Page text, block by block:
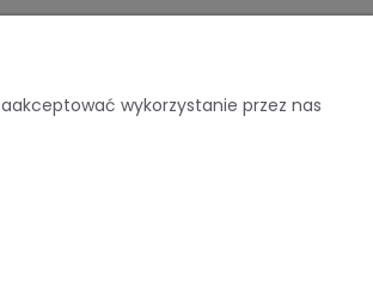
wykorzystanie przez nas